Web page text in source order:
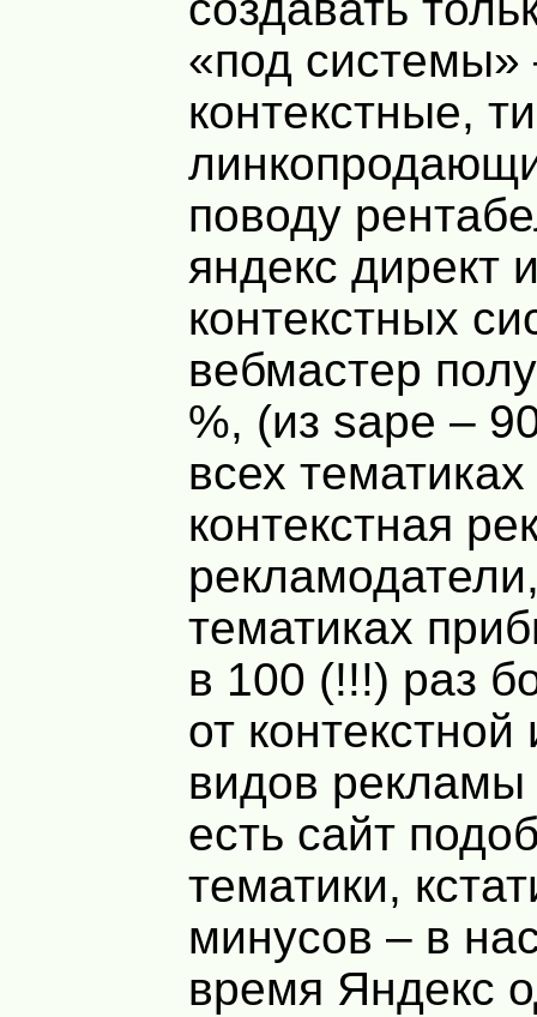
«под системы»
контекстные,
поводу
яндекс директ
контекстных
вебмастер
%, (из sape –
всех тематиках
контекстная
тематиках
в 100 (!!!) раз
от контекстной
видов
есть сайт
тематики,
минусов – в
время Яндекс